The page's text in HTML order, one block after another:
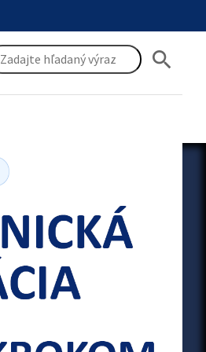
search